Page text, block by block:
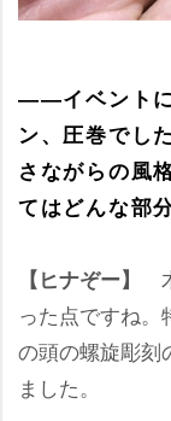
――イベントに
ン、圧巻でし
さながらの風
てはどんな部
【ヒナぞー】
った点ですね
の頭の螺旋彫刻
ました。